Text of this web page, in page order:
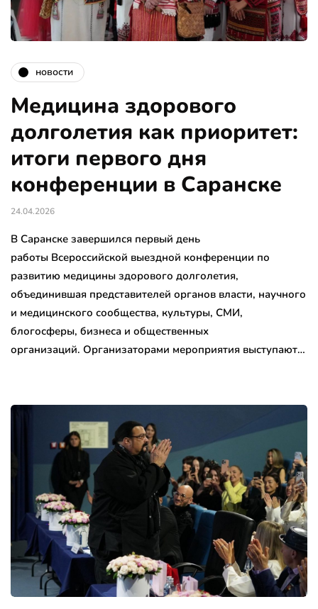
новости
Медицина здорового
долголетия как приоритет:
итоги первого дня
конференции в Саранске
24.04.2026
В Саранске завершился первый день
работы Всероссийской выездной конференции по
развитию медицины здорового долголетия,
объединившая представителей органов власти, научного
и медицинского сообщества, культуры, СМИ,
блогосферы, бизнеса и общественных
организаций. Организаторами мероприятия выступают…